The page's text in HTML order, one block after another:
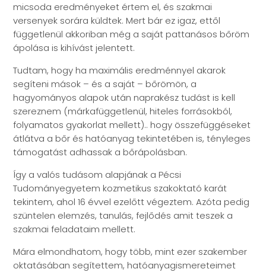
micsoda eredményeket értem el, és szakmai
versenyek sorára küldtek. Mert bár ez igaz, ettől
függetlenül akkoriban még a saját pattanásos bőröm
ápolása is kihívást jelentett.
Tudtam, hogy ha maximális eredménnyel akarok
segíteni mások – és a saját – bőrömön, a
hagyományos alapok után naprakész tudást is kell
szereznem (márkafüggetlenül, hiteles forrásokból,
folyamatos gyakorlat mellett).. hogy összefüggéseket
átlátva a bőr és hatóanyag tekintetében is, tényleges
támogatást adhassak a bőrápolásban.
Így a valós tudásom alapjának a Pécsi
Tudományegyetem kozmetikus szakoktató karát
tekintem, ahol 16 évvel ezelőtt végeztem. Azóta pedig
szüntelen elemzés, tanulás, fejlődés amit teszek a
szakmai feladataim mellett.
Mára elmondhatom, hogy több, mint ezer szakember
oktatásában segítettem, hatóanyagismereteimet